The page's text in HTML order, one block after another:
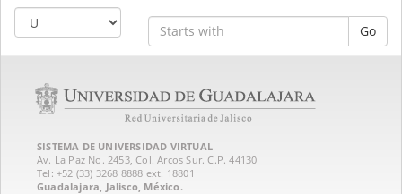
Go
SISTEMA DE UNIVERSIDAD VIRTUAL
Av. La Paz No. 2453, Col. Arcos Sur. C.P. 44130
Tel: +52 (33) 3268 8888‏ ext. 18801
Guadalajara, Jalisco, México.